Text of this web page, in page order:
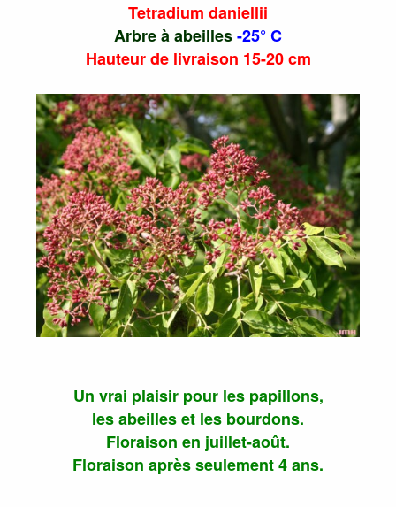
Tetradium daniellii
Arbre à abeilles-25° C
Hauteur de livraison 15-20 cm
Un vrai plaisir pour les papillons,
les abeilles et les bourdons.
Floraison en juillet-août.
Floraison après seulement 4 ans.